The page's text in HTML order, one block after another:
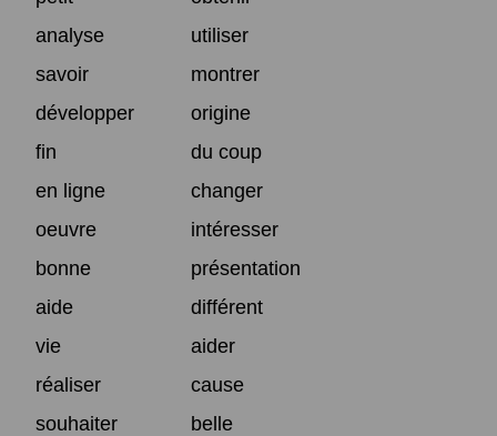
analyse
utiliser
savoir
montrer
développer
origine
fin
du coup
en ligne
changer
oeuvre
intéresser
bonne
présentation
aide
différent
vie
aider
réaliser
cause
souhaiter
belle